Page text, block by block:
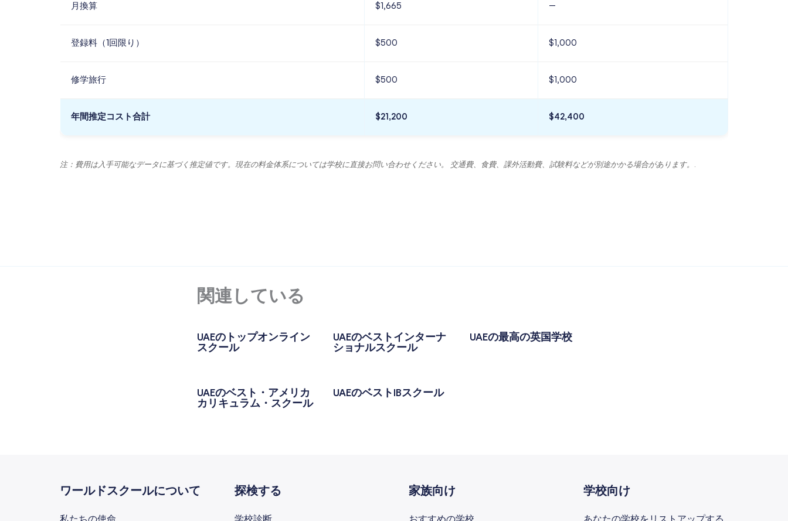
月換算 $1,665 —
登録料（1回限り） $500 $1,000
修学旅行 $500 $1,000
年間推定コスト合計 $21,200 $42,400
注：費用は入手可能なデータに基づく推定値です。現在の料金体系については学校に直接お問い合わせください。 交通費、食費、課外活動費、試験料などが別途かかる場合があります。.
関連している
UAEのトップオンライン
スクール
UAEのベストインターナ
ショナルスクール
UAEの最高の英国学校
UAEのベスト・アメリカ
カリキュラム・スクール
UAEのベストIBスクール
ワールドスクールについて 探検する 家族向け 学校向け